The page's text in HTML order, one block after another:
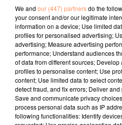
d’Ormesson contribue à
prestige. Il fut également
Président du Conseil
des sciences humaines à
élu à l‘Académie française le
En 2013, l’écrivain,
acteur et philosophe avait
vessie qui lui a valu huit
dont il était en rémission.
We and our (447) partnersdo the
your consent and/or our legitimate
information on a device; Use limited
profiles for personalised advertising;
advertising; Measure advertising
performance; Understand audiences
of data from different sources;
profiles to personalise content; Use
content; Use limited data to select
detect fraud, and fix errors; Deliver
Save and communicate privacy
process personal data such as IP
following functionalities: Identify